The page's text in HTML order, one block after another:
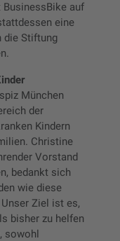
auf
eine
die Stiftung
München
der
Kindern
Christine
Vorstand
bedankt sich
wie diese
Ziel ist es,
bisher zu helfen
sowohl